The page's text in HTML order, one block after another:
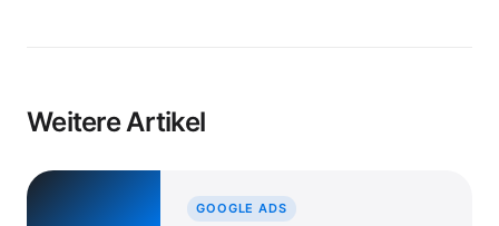
Weitere Artikel
GOOGLE ADS